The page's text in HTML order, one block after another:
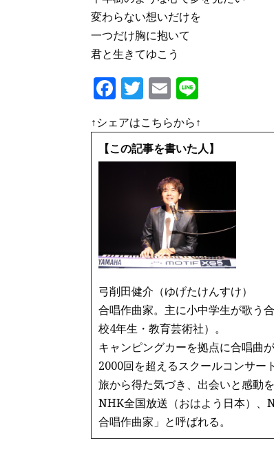
変わらない想いだけを
一つだけ胸に抱いて
君と生きてゆこう
F
c
e
T
w
it
te
E
m
ai
l
e
↑シェアはこちらから↑
【この記事を書いた人】
弓削田健介（ゆげたけんすけ）
合唱作曲家。主に小中学生が歌う
校4年生・教育芸術社）。
キャンピングカーを拠点に合唱曲
2000回を超えるスクールコンサー
旅から得た気づき、出会いと感動
NHK全国放送（おはよう日本）、
合唱作曲家」と呼ばれる。